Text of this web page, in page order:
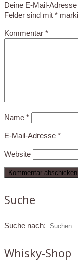
Deine E-Mail-
Felder sind mit *
Kommentar *
Name *
E-Mail-Adresse *
Website
Suche
Suche nach:
Whisky-Shop